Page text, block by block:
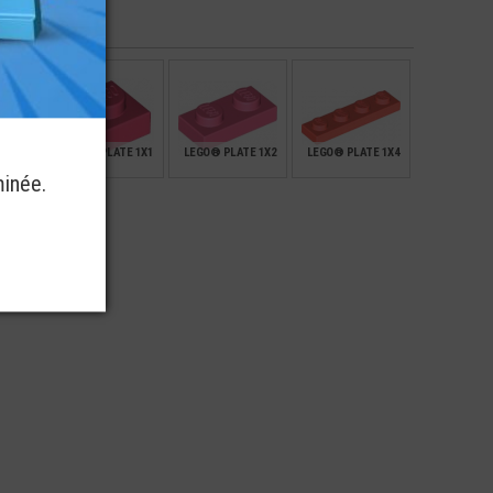
0,39
LEGO® PLATE 1X1 LEGO® PLATE 1X2 LEGO® PLATE 1X4